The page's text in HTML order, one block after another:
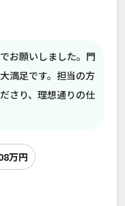
お願いしました。門
満足です。担当の方
さり、理想通りの仕
万円